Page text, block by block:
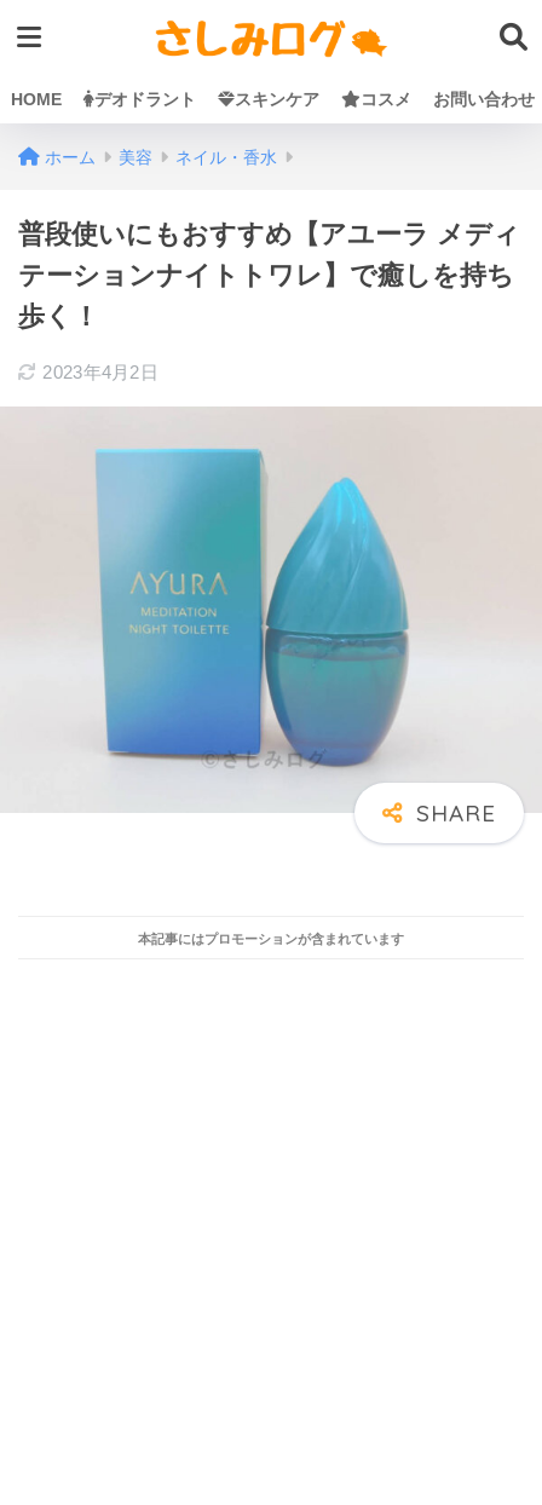
HOME デオドラント スキンケア コスメ お問い合わせ
ホーム 美容 ネイル・香水
普段使いにもおすすめ【アユーラ メディ
テーションナイトトワレ】で癒しを持ち
歩く！
2023年4月2日
本記事にはプロモーションが含まれています